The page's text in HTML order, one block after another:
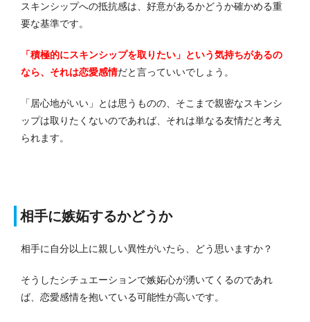
スキンシップへの抵抗感は、好意があるかどうか確かめる重
要な基準です。
「積極的にスキンシップを取りたい」という気持ちがあるの
なら、それは恋愛感情だと言っていいでしょう。
「居心地がいい」とは思うものの、そこまで親密なスキンシ
ップは取りたくないのであれば、それは単なる友情だと考え
られます。
相手に嫉妬するかどうか
相手に自分以上に親しい異性がいたら、どう思いますか？
そうしたシチュエーションで嫉妬心が湧いてくるのであれ
ば、恋愛感情を抱いている可能性が高いです。